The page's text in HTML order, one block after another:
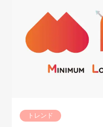
トレンド